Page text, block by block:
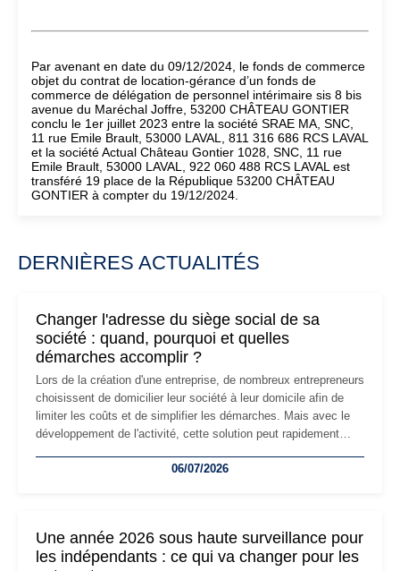
Par avenant en date du 09/12/2024, le fonds de commerce
objet du contrat de location-gérance d’un fonds de
commerce de délégation de personnel intérimaire sis 8 bis
avenue du Maréchal Joffre, 53200 CHÂTEAU GONTIER
conclu le 1er juillet 2023 entre la société SRAE MA, SNC,
11 rue Emile Brault, 53000 LAVAL, 811 316 686 RCS LAVAL
et la société Actual Château Gontier 1028, SNC, 11 rue
Emile Brault, 53000 LAVAL, 922 060 488 RCS LAVAL est
transféré 19 place de la République 53200 CHÂTEAU
GONTIER à compter du 19/12/2024.
DERNIÈRES ACTUALITÉS
Changer l'adresse du siège social de sa
société : quand, pourquoi et quelles
démarches accomplir ?
Lors de la création d'une entreprise, de nombreux entrepreneurs
choisissent de domicilier leur société à leur domicile afin de
limiter les coûts et de simplifier les démarches. Mais avec le
développement de l'activité, cette solution peut rapidement
professionnels, recrutement, image de marque… Le
06/07/2026
Une année 2026 sous haute surveillance pour
les indépendants : ce qui va changer pour les